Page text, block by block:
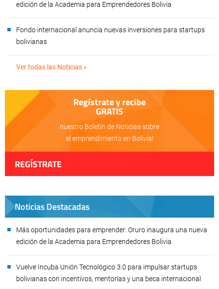
edición de la Academia para Emprendedores Bolivia
Fondo internacional anuncia nuevas inversiones para startups
bolivianas
Ver todas las Noticias »
Regístrate y recibe
GRATIS
nuestro Boletín de Noticias sobre
el emprendimiento en Bolivia!
REGÍSTRATE
Noticias Destacadas
Más oportunidades para emprender: Oruro inaugura una nueva
edición de la Academia para Emprendedores Bolivia
Vuelve Incuba Unión Tecnológico 3.0 para impulsar startups
bolivianas con incentivos, mentorías y una beca internacional